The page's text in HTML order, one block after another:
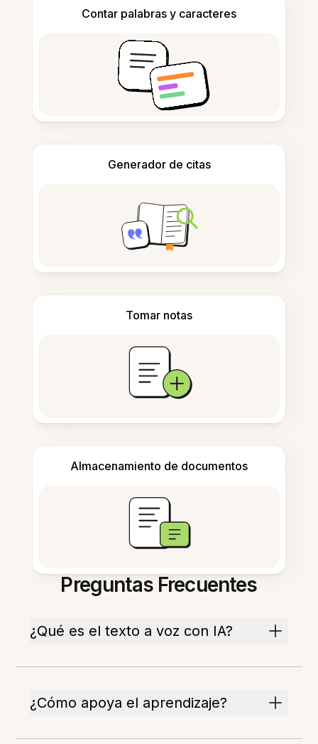
Contar palabras y caracteres
Generador de citas
Tomar notas
Almacenamiento de documentos
Preguntas Frecuentes
¿Qué es el texto a voz con IA?
¿Cómo apoya el aprendizaje?